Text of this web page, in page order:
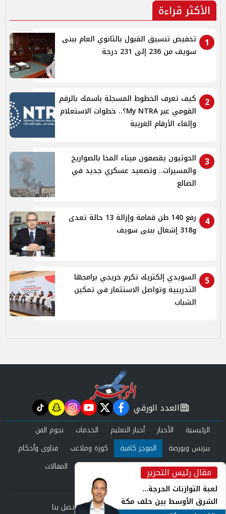
الأكثر قراءة
1
تخفيض تنسيق القبول بالثانوي العام ببنى
سويف من 236 إلى 231 درجة
2
كيف تعرف الخطوط المسجلة باسمك بالرقم
القومي عبر My NTRA؟.. خطوات الاستعلام
وإلغاء الأرقام الغريبة
3
الحوثيون يقصفون ميناء المخا بالصواريخ
والمسيرات.. وتصعيد عسكري جديد في
الضالع
4
رفع 140 طن قمامة وإزالة 13 حالة تعدى
و318 إشغال ببنى سويف
5
السويدي إلكتريك تكرم خريجي برامجها
التدريبية وتواصل الاستثمار في تمكين
الشباب
مقال رئيس التحرير
لعبة التوازنات الحرجة...
الشرق الأوسط بين حلف مكة
newspaper
العدد الورقي facebook
twitter
youtube
instagram
snapchat
tiktok
الرئيسية الأخبار أخبار التعليم الخدمات
نجوم الفن
بيزنس وبورصة
الموجز كافية كورة وملاعب
فتاوى وأحكام
صحة وجمال
عرب وعالم حوادث ومحاكم
المقالات
العدد الورقي
من نحن
سياسة الخصوصية اتصل بنا